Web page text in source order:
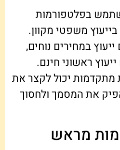
בפלטפורמות
משפטי מקוון.
במחירים נוחים,
ראשוני חינם.
מתקדמות יכול לקצר את
את המסמך ולחסוך
מראש